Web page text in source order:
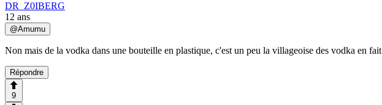
DR_Z0IBERG
12 ans
@Amumu
Non mais de la vodka dans une bouteille en plastique, c'est un peu la villageoise des vodka en fait
Répondre
9